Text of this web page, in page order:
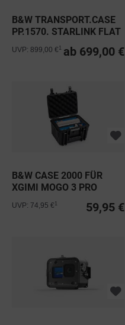
B&W TRANSPORT.CASE
PP.1570. STARLINK FLAT
ab 699,00 €
UVP: 899,00 €
B&W CASE 2000 FÜR
XGIMI MOGO 3 PRO
59,95 €
UVP: 74,95 €